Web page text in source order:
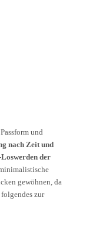
und
nach Zeit und
der
gewöhnen, da
zur